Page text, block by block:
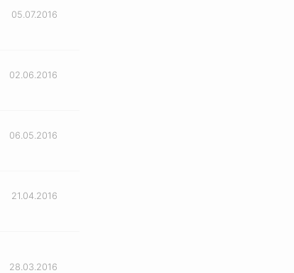
05.07.2016
02.06.2016
06.05.2016
21.04.2016
28.03.2016